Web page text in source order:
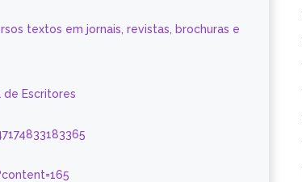
textos em jornais, revistas, brochuras e
de Escritores